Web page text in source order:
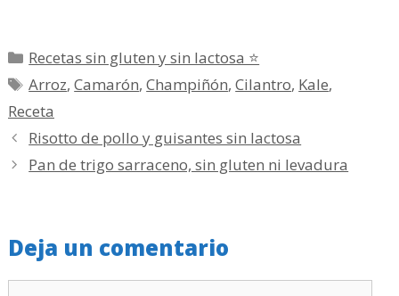
Categorías
Recetas sin gluten y sin lactosa ⭐
Etiquetas
Arroz,Camarón,Champiñón,Cilantro, Kale,
Receta
Risotto de pollo y guisantes sin lactosa
Pan de trigo sarraceno, sin gluten ni levadura
Deja un comentario